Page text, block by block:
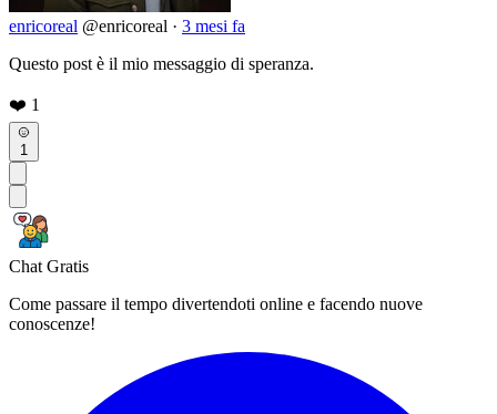
enricoreal @enricoreal · 3 mesi fa
Questo post è il mio messaggio di speranza.
❤️ 1
1
Chat Gratis
Come passare il tempo divertendoti online e facendo nuove
conoscenze!